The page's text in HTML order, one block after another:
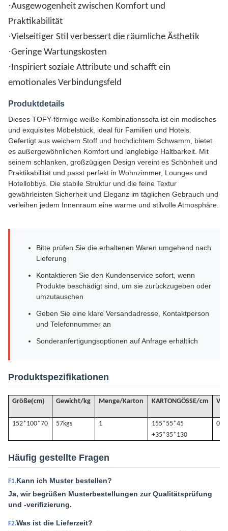
·Ausgewogenheit zwischen Komfort und
Praktikabilität
·Vielseitiger Stil verbessert die räumliche Ästhetik
·Geringe Wartungskosten
·Inspiriert soziale Attribute und schafft ein
emotionales Verbindungsfeld
Produktdetails
Dieses TOFY-förmige weiße Kombinationssofa ist ein modisches
und exquisites Möbelstück, ideal für Familien und Hotels.
Gefertigt aus weichem Stoff und hochdichtem Schwamm, bietet
es außergewöhnlichen Komfort und langlebige Haltbarkeit. Mit
seinem schlanken, großzügigen Design vereint es Schönheit und
Praktikabilität und passt perfekt in Wohnzimmer, Lounges und
Hotellobbys. Die stabile Struktur und die feine Textur
gewährleisten Sicherheit und Eleganz im täglichen Gebrauch und
verleihen jedem Innenraum eine warme und stilvolle Atmosphäre.
Bitte prüfen Sie die erhaltenen Waren umgehend nach
Lieferung
Kontaktieren Sie den Kundenservice sofort, wenn
Produkte beschädigt sind, um sie zurückzugeben oder
umzutauschen
Geben Sie eine klare Versandadresse, Kontaktperson
und Telefonnummer an
Sonderanfertigungsoptionen auf Anfrage erhältlich
Produktspezifikationen
Größe(cm) Gewicht/kg Menge/Karton KARTONGÖSSE/cm
152*100*70 57kgs 1
155*55*45
+35*35*130
Häufig gestellte Fragen
F1.Kann ich Muster bestellen?
Ja, wir begrüßen Musterbestellungen zur Qualitätsprüfung
und -verifizierung.
F2.Was ist die Lieferzeit?